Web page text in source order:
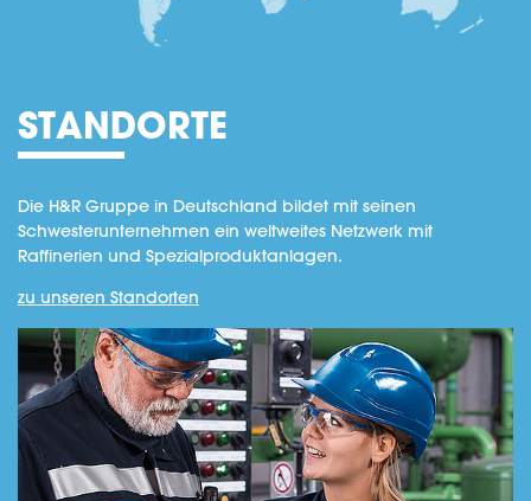
STANDORTE
Die H&R Gruppe in Deutschland bildet mit seinen
Schwesterunternehmen ein weltweites Netzwerk mit
Raffinerien und Spezialproduktanlagen.
zu unseren Standorten